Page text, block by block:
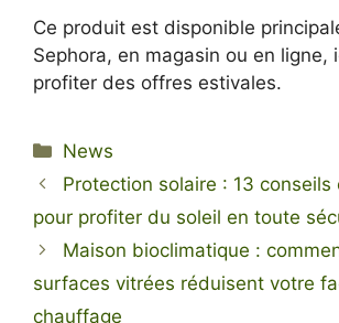
Ce produit est disponible
Sephora, en magasin ou en ligne,
profiter des offres estivales.
Categories
News
Protection solaire : 13 conseils
pour profiter du soleil en toute
Maison bioclimatique :
surfaces vitrées réduisent votre
chauffage